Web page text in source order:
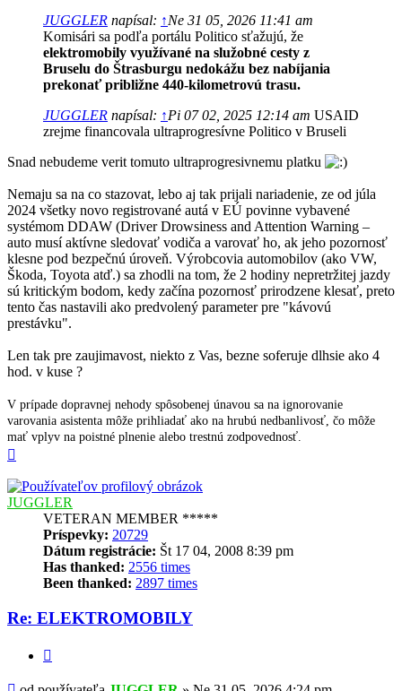
JUGGLER napísal: ↑Ne 31 05, 2026 11:41 am
Komisári sa podľa portálu Politico sťažujú, že
elektromobily využívané na služobné cesty z
Bruselu do Štrasburgu nedokážu bez nabíjania
prekonať približne 440-kilometrovú trasu.
JUGGLER napísal: ↑Pi 07 02, 2025 12:14 am USAID
zrejme financovala ultraprogresívne Politico v Bruseli
Snad nebudeme verit tomuto ultraprogresivnemu platku
Nemaju sa na co stazovat, lebo aj tak prijali nariadenie, ze od júla
2024 všetky novo registrované autá v EÚ povinne vybavené
systémom DDAW (Driver Drowsiness and Attention Warning –
auto musí aktívne sledovať vodiča a varovať ho, ak jeho pozornosť
klesne pod bezpečnú úroveň. Výrobcovia automobilov (ako VW,
Škoda, Toyota atď.) sa zhodli na tom, že 2 hodiny nepretržitej jazdy
sú kritickým bodom, kedy začína pozornosť prirodzene klesať, preto
tento čas nastavili ako predvolený parameter pre "kávovú
prestávku".
Len tak pre zaujimavost, niekto z Vas, bezne soferuje dlhsie ako 4
hod. v kuse ?
V prípade dopravnej nehody spôsobenej únavou sa na ignorovanie
varovania asistenta môže prihliadať ako na hrubú nedbanlivosť, čo môže
mať vplyv na poistné plnenie alebo trestnú zodpovednosť.
JUGGLER
VETERAN MEMBER *****
Príspevky: 20729
Dátum registrácie: Št 17 04, 2008 8:39 pm
Has thanked: 2556 times
Been thanked: 2897 times
Re: ELEKTROMOBILY
Príspevok